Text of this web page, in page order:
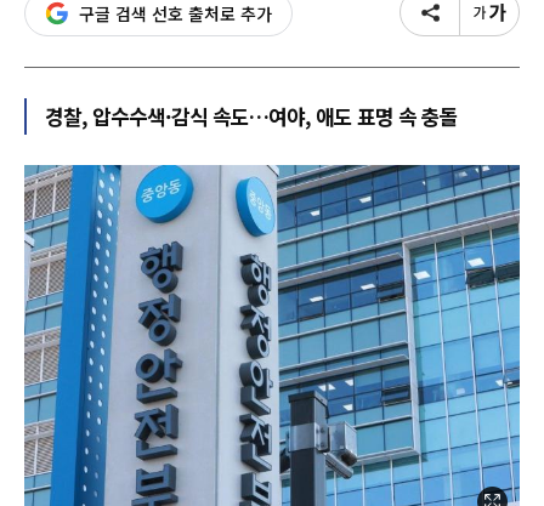
구글 검색 선호 출처로 추가
경찰, 압수수색·감식 속도…여야, 애도 표명 속 충돌